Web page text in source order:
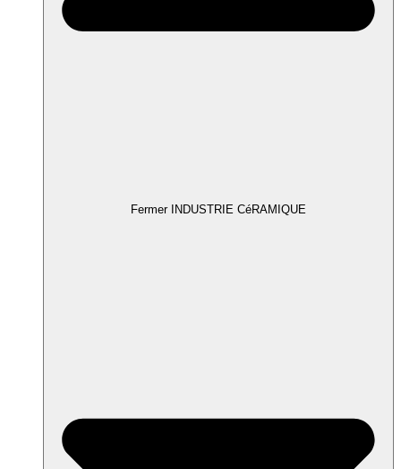
Fermer INDUSTRIE CéRAMIQUE